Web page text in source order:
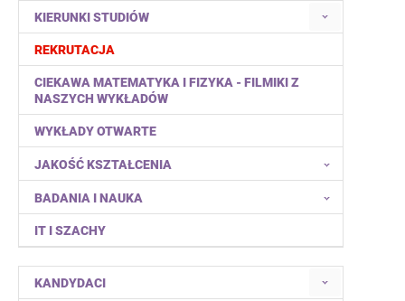
KIERUNKI STUDIÓW
REKRUTACJA
CIEKAWA MATEMATYKA I FIZYKA - FILMIKI Z
NASZYCH WYKŁADÓW
WYKŁADY OTWARTE
JAKOŚĆ KSZTAŁCENIA
BADANIA I NAUKA
IT I SZACHY
KANDYDACI